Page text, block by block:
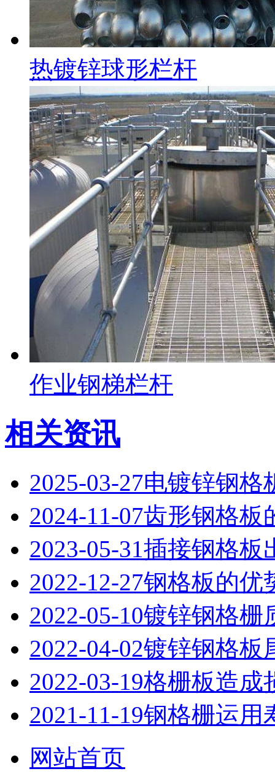
热镀锌球形栏杆
作业钢梯栏杆
相关资讯
2025-03-27电镀锌钢格
2024-11-07齿形钢格板
2023-05-31插接钢格板
2022-12-27钢格板的优
2022-05-10镀锌钢格栅
2022-04-02镀锌钢格板
2022-03-19格栅板造成
2021-11-19钢格栅运用
网站首页